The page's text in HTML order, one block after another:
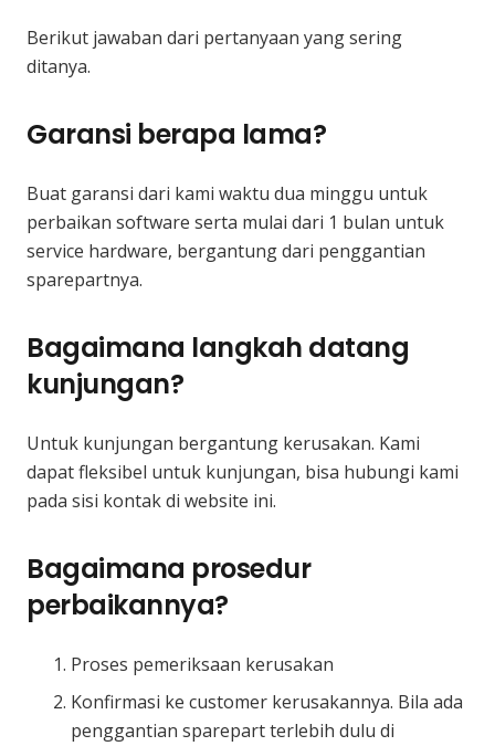
Berikut jawaban dari pertanyaan yang sering
ditanya.
Garansi berapa lama?
Buat garansi dari kami waktu dua minggu untuk
perbaikan software serta mulai dari 1 bulan untuk
service hardware, bergantung dari penggantian
sparepartnya.
Bagaimana langkah datang
kunjungan?
Untuk kunjungan bergantung kerusakan. Kami
dapat fleksibel untuk kunjungan, bisa hubungi kami
pada sisi kontak di website ini.
Bagaimana prosedur
perbaikannya?
Proses pemeriksaan kerusakan
Konfirmasi ke customer kerusakannya. Bila ada
penggantian sparepart terlebih dulu di